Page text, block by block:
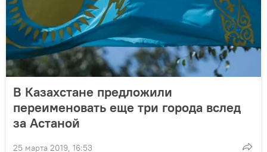
В Казахстане предложили
переименовать еще три города вслед
за Астаной
25 марта 2019, 16:53